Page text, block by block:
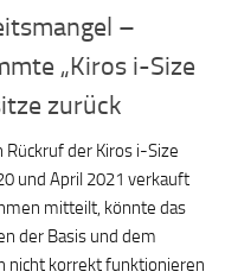
–
„Kiros i-Size
zurück
der Kiros i-Size
und April 2021 verkauft
mitteilt, könnte das
der Basis und dem
nicht korrekt funktionieren